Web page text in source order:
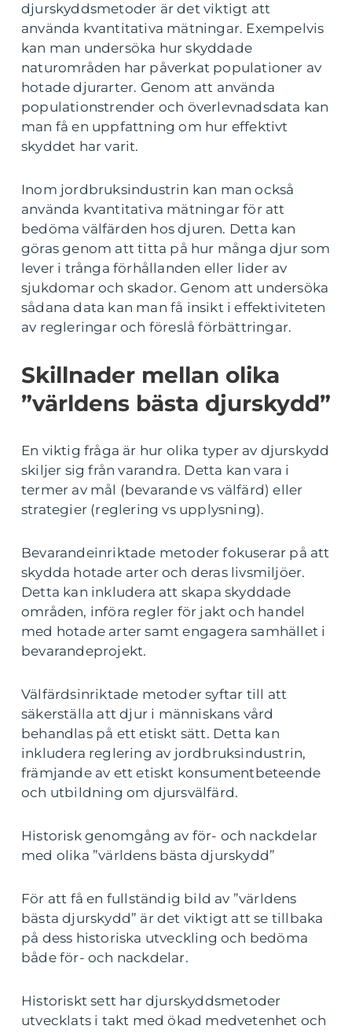
djurskyddsmetoder är det viktigt att
använda kvantitativa mätningar. Exempelvis
kan man undersöka hur skyddade
naturområden har påverkat populationer av
hotade djurarter. Genom att använda
populationstrender och överlevnadsdata kan
man få en uppfattning om hur effektivt
skyddet har varit.
Inom jordbruksindustrin kan man också
använda kvantitativa mätningar för att
bedöma välfärden hos djuren. Detta kan
göras genom att titta på hur många djur som
lever i trånga förhållanden eller lider av
sjukdomar och skador. Genom att undersöka
sådana data kan man få insikt i effektiviteten
av regleringar och föreslå förbättringar.
Skillnader mellan olika
”världens bästa djurskydd”
En viktig fråga är hur olika typer av djurskydd
skiljer sig från varandra. Detta kan vara i
termer av mål (bevarande vs välfärd) eller
strategier (reglering vs upplysning).
Bevarandeinriktade metoder fokuserar på att
skydda hotade arter och deras livsmiljöer.
Detta kan inkludera att skapa skyddade
områden, införa regler för jakt och handel
med hotade arter samt engagera samhället i
bevarandeprojekt.
Välfärdsinriktade metoder syftar till att
säkerställa att djur i människans vård
behandlas på ett etiskt sätt. Detta kan
inkludera reglering av jordbruksindustrin,
främjande av ett etiskt konsumentbeteende
och utbildning om djursvälfärd.
Historisk genomgång av för- och nackdelar
med olika ”världens bästa djurskydd”
För att få en fullständig bild av ”världens
bästa djurskydd” är det viktigt att se tillbaka
på dess historiska utveckling och bedöma
både för- och nackdelar.
Historiskt sett har djurskyddsmetoder
utvecklats i takt med ökad medvetenhet och